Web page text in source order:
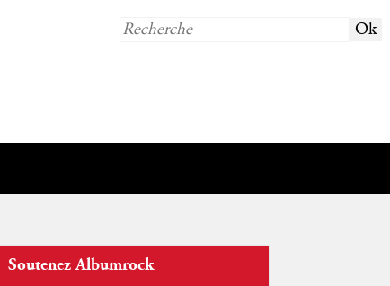
Soutenez Albumrock